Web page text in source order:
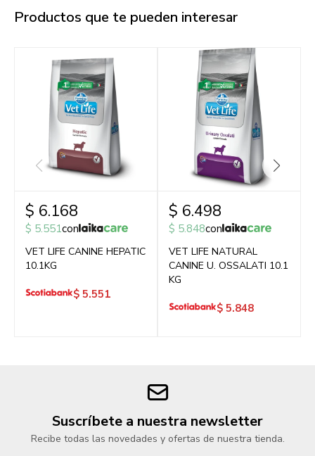
Productos que te pueden interesar
$ 6.168
$ 5.551con
VET LIFE CANINE HEPATIC
10.1KG
$ 5.551
$ 6.498
$ 5.848con
VET LIFE NATURAL
CANINE U. OSSALATI 10.1
KG
$ 5.848
Suscríbete a nuestra newsletter
Recibe todas las novedades y ofertas de nuestra tienda.